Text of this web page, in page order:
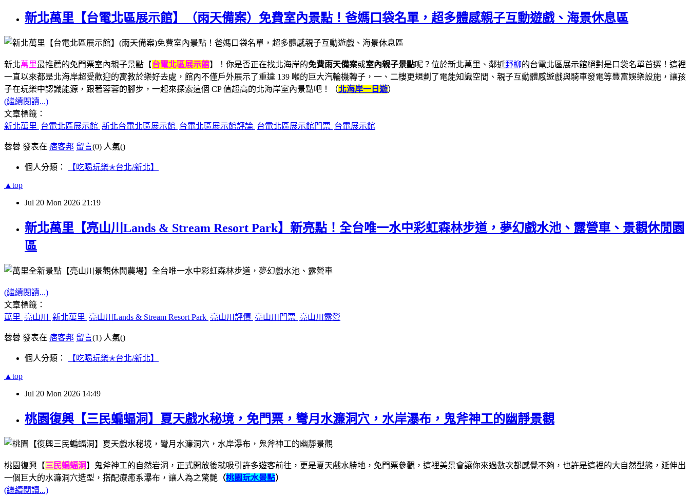
新北萬里【台電北區展示館】（雨天備案）免費室內景點！爸媽口袋名單，超多體感親子互動遊戲、海景休息區
新北萬里最推薦的免門票室內親子景點【台電北區展示館】！你是否正在找北海岸的免費雨天備案或室內親子景點呢？位於新北萬里、鄰近野柳的台電北區展示館絕對是口袋名單首選！這裡
一直以來都是北海岸超受歡迎的寓教於樂好去處，館內不僅戶外展示了重達 139 噸的巨大汽輪機轉子，一、二樓更規劃了電能知識空間、親子互動體感遊戲與騎車發電等豐富娛樂設施，讓孩
子在玩樂中認識能源，跟著蓉蓉的腳步，一起來探索這個 CP 值超高的北海岸室內景點吧！（北海岸一日遊）
(繼續閱讀...)
文章標籤：
新北萬里 台電北區展示館 新北台電北區展示館 台電北區展示館評論 台電北區展示館門票 台電展示館
蓉蓉 發表在 痞客邦 留言(0) 人氣()
個人分類： 【吃喝玩樂✭台北/新北】
▲top
Jul 20 Mon 2026 21:19
新北萬里【亮山川Lands & Stream Resort Park】新亮點！全台唯一水中彩虹森林步道，夢幻戲水池、露營車、景觀休閒園
區
(繼續閱讀...)
文章標籤：
萬里 亮山川 新北萬里 亮山川Lands & Stream Resort Park 亮山川評價 亮山川門票 亮山川露營
蓉蓉 發表在 痞客邦 留言(1) 人氣()
個人分類： 【吃喝玩樂✭台北/新北】
▲top
Jul 20 Mon 2026 14:49
桃園復興【三民蝙蝠洞】夏天戲水秘境，免門票，彎月水濂洞穴，水岸瀑布，鬼斧神工的幽靜景觀
桃園復興【三民蝙蝠洞】鬼斧神工的自然岩洞，正式開放後就吸引許多遊客前往，更是夏天戲水勝地，免門票參觀， 這裡美景會讓你來過數次都感覺不夠， 也許是這裡的大自然型態，延伸出
一個巨大的水濂洞穴造型，搭配療癒系瀑布，讓人為之驚艷 （桃園玩水景點）
(繼續閱讀...)